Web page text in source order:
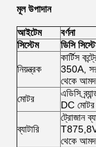
মূল উপাদান
আইটেম
বর্ণনা
সিস্টেম
ডিসি
নিয়ন্ত্রক
কার্টিস
350A,
থেকে
মোটর
এডিসি
DC
ব্যাটারি
ট্রোজান
থেকে